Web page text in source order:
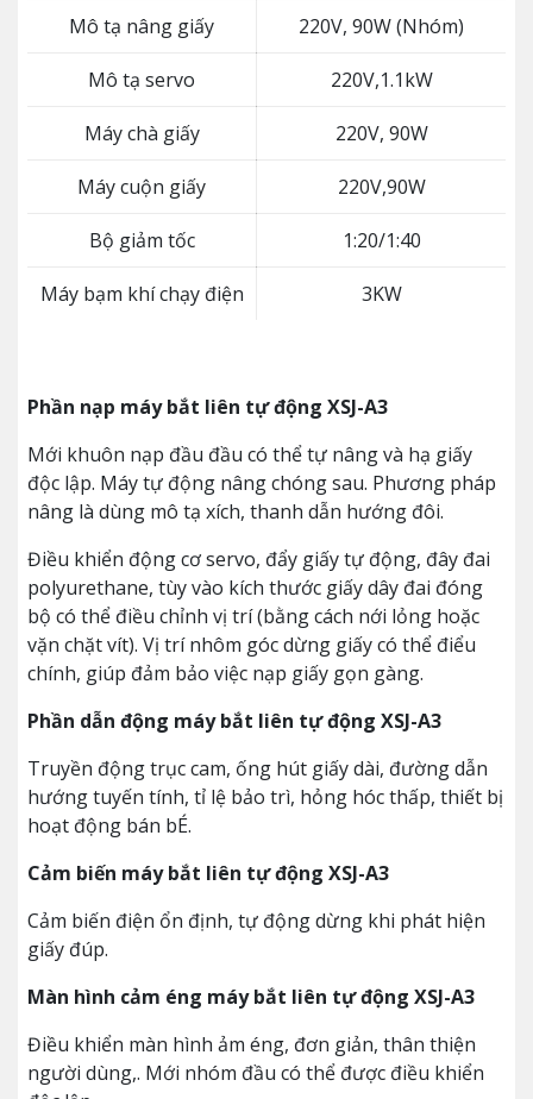
Mô tạ nâng giấy 220V, 90W (Nhóm)
Mô tạ servo 220V,1.1kW
Máy chà giấy 220V, 90W
Máy cuộn giấy 220V,90W
Bộ giảm tốc 1:20/1:40
Máy bạm khí chạy điện 3KW
Phần nạp máy bắt liên tự động XSJ-A3
Mới khuôn nạp đầu đầu có thể tự nâng và hạ giấy
độc lập. Máy tự động nâng chóng sau. Phương pháp
nâng là dùng mô tạ xích, thanh dẫn hướng đôi.
Điều khiển động cơ servo, đẩy giấy tự động, đây đai
polyurethane, tùy vào kích thước giấy dây đai đóng
bộ có thể điều chỉnh vị trí (bằng cách nới lỏng hoặc
vặn chặt vít). Vị trí nhôm góc dừng giấy có thể điểu
chính, giúp đảm bảo việc nạp giấy gọn gàng.
Phần dẫn động máy bắt liên tự động XSJ-A3
Truyền động trục cam, ống hút giấy dài, đường dẫn
hướng tuyến tính, tỉ lệ bảo trì, hỏng hóc thấp, thiết bị
hoạt động bán bÉ.
Cảm biến máy bắt liên tự động XSJ-A3
Cảm biến điện ổn định, tự động dừng khi phát hiện
giấy đúp.
Màn hình cảm éng máy bắt liên tự động XSJ-A3
Điều khiển màn hình ảm éng, đơn giản, thân thiện
người dùng,. Mới nhóm đầu có thể được điều khiển